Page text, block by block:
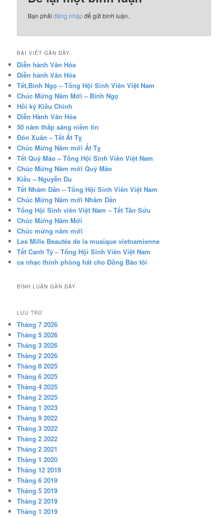
Bạn phảiđăng nhậpđể gửi bình luận.
BÀI VIẾT GẦN ĐÂY
Diễn hành Văn Hóa
Diễn hành Văn Hóa
Tết,Bính Ngọ – Tổng Hội Sinh Viên Việt Nam
Chúc Mừng Năm Mới – Bính Ngọ
Hồi ký Kiều Chinh
Diễn Hành Văn Hóa
50 năm thắp sáng niềm tin
Đón Xuân – Tết Ất Tỵ
Chúc Mừng Năm mới Ất Tỵ
Tết Quý Mão – Tổng Hội Sinh Viên Việt Nam
Chúc Mừng Năm mới Quý Mão
Kiều – Nguyễn Du
Tết Nhâm Dần – Tổng Hội Sinh Viên Việt Nam
Chúc Mừng Năm mới Nhâm Dần
Tổng Hội Sinh viên Việt Nam – Tết Tân Sửu
Chúc Mừng Năm Mới
Chúc mừng năm mới
Les Mille Beautés de la musique vietnamienne
Tết Canh Tý – Tổng Hội Sinh Viên Việt Nam
ca nhạc thính phòng hát cho Đồng Bào tôi
BÌNH LUẬN GẦN ĐÂY
LƯU TRỮ
Tháng 7 2026
Tháng 5 2026
Tháng 3 2026
Tháng 2 2026
Tháng 8 2025
Tháng 6 2025
Tháng 4 2025
Tháng 2 2025
Tháng 1 2023
Tháng 9 2022
Tháng 3 2022
Tháng 2 2022
Tháng 2 2021
Tháng 1 2020
Tháng 12 2019
Tháng 6 2019
Tháng 5 2019
Tháng 2 2019
Tháng 1 2019